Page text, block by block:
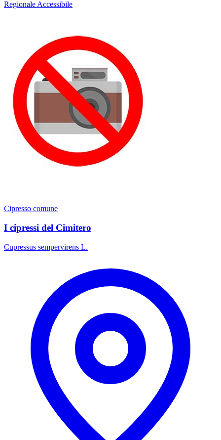
Regionale Accessibile
Cipresso comune
I cipressi del Cimitero
Cupressus sempervirens L.